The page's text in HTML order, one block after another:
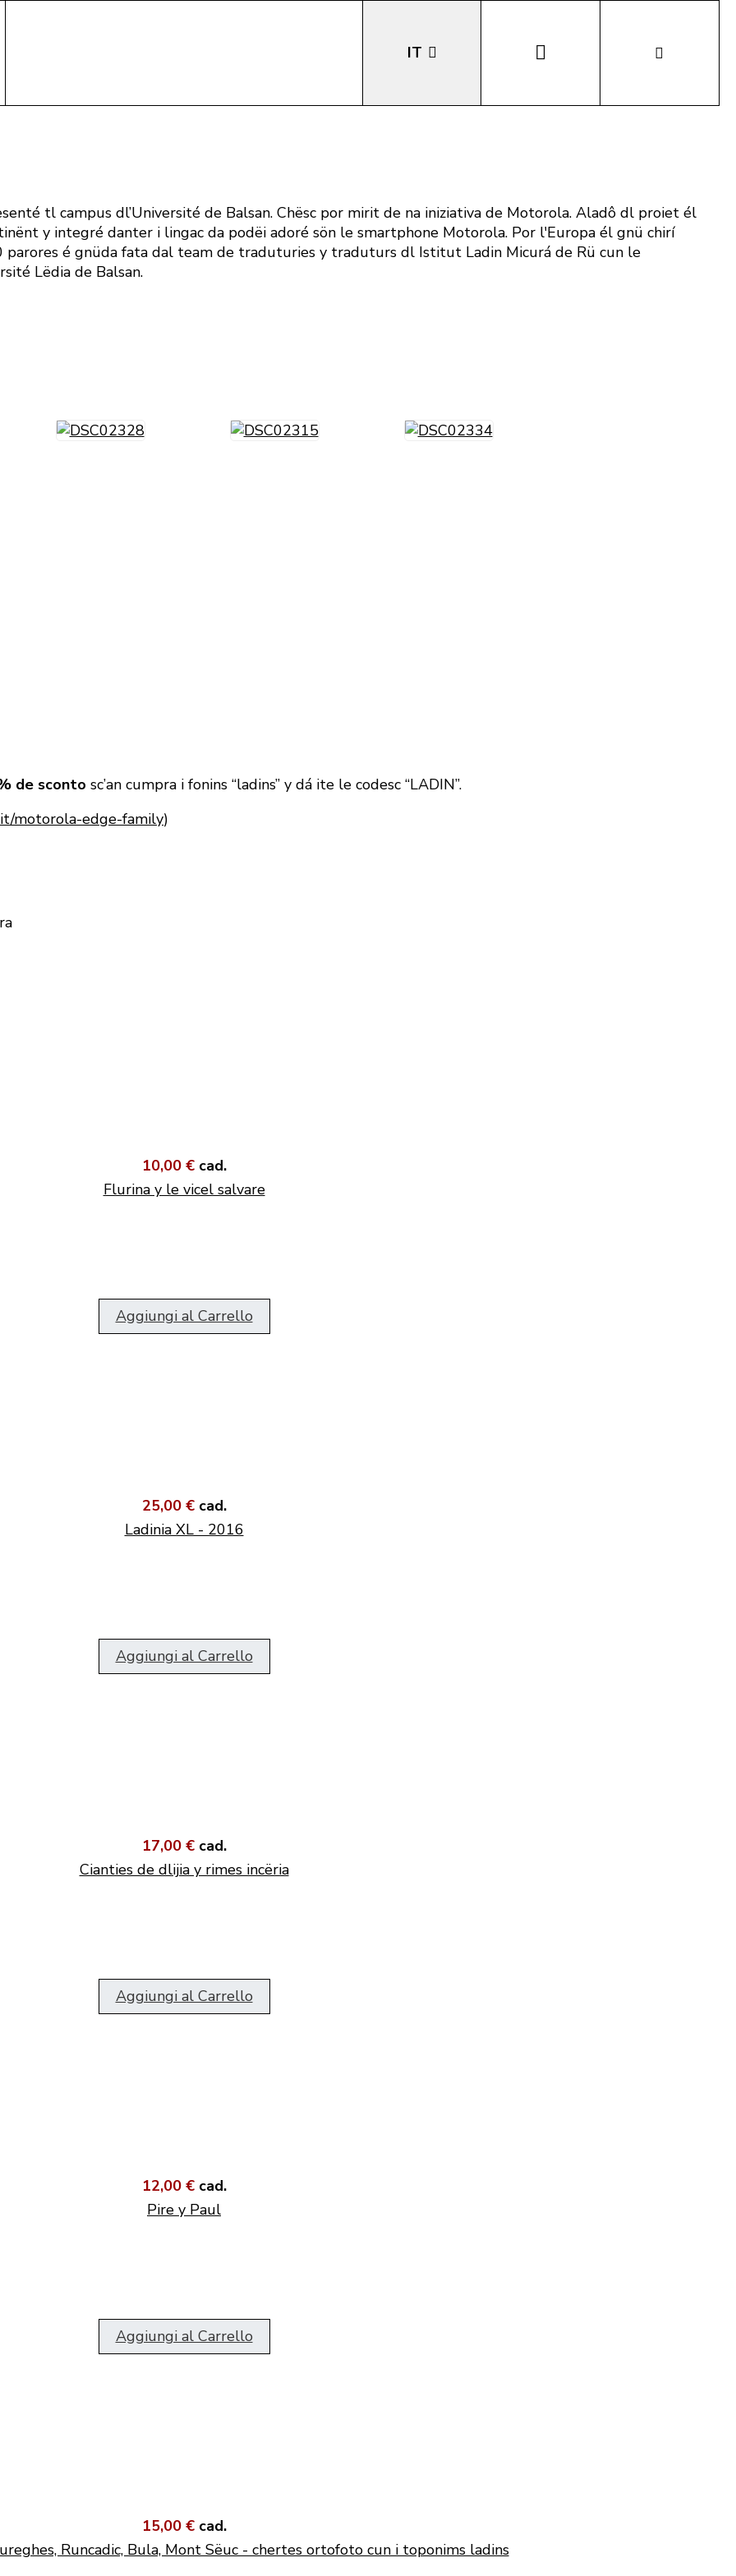
IT
tl campus dl’Université de Balsan. Chësc por mirit de na iniziativa de Motorola. Aladô dl proiet él
y integré danter i lingac da podëi adoré sön le smartphone Motorola. Por l'Europa él gnü chirí
parores é gnüda fata dal team de traduturies y traduturs dl Istitut Ladin Micurá de Rü cun le
Lëdia de Balsan.
de sconto sc’an cumpra i fonins “ladins” y dá ite le codesc “LADIN”.
motorola-edge-family)
10,00 € cad.
Flurina y le vicel salvare
Aggiungi al Carrello
25,00 € cad.
Ladinia XL - 2016
Aggiungi al Carrello
17,00 € cad.
Cianties de dlijia y rimes incëria
Aggiungi al Carrello
12,00 € cad.
Pire y Paul
Aggiungi al Carrello
15,00 € cad.
Runcadic, Bula, Mont Sëuc - chertes ortofoto cun i toponims ladins